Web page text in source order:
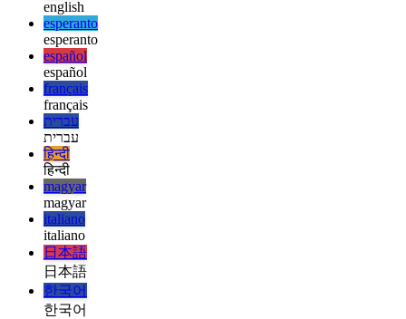
ελληνικά
ελληνικά
english
english
esperanto
esperanto
español
español
français
français
עברית
עברית
हिन्दी
हिन्दी
magyar
magyar
italiano
italiano
日本語